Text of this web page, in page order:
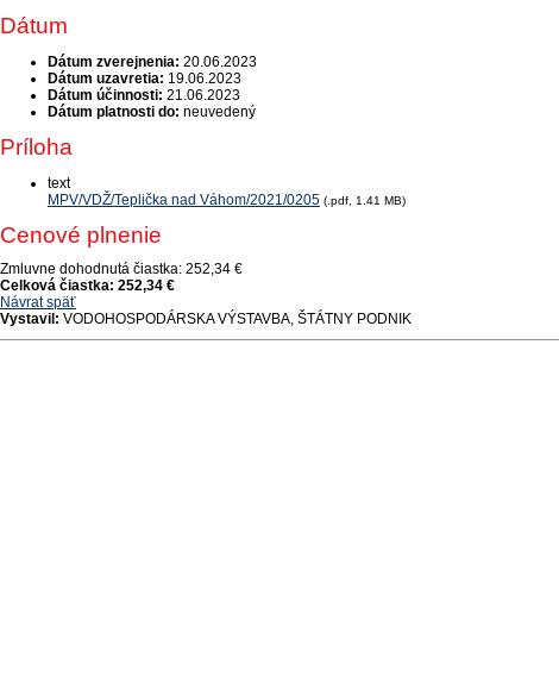
Dátum
Dátum zverejnenia: 20.06.2023
Dátum uzavretia: 19.06.2023
Dátum účinnosti: 21.06.2023
Dátum platnosti do: neuvedený
Príloha
text
MPV/VDŽ/Teplička nad Váhom/2021/0205 (.pdf, 1.41 MB)
Cenové plnenie
Zmluvne dohodnutá čiastka: 252,34 €
Celková čiastka: 252,34 €
Návrat späť
Vystavil: VODOHOSPODÁRSKA VÝSTAVBA, ŠTÁTNY PODNIK